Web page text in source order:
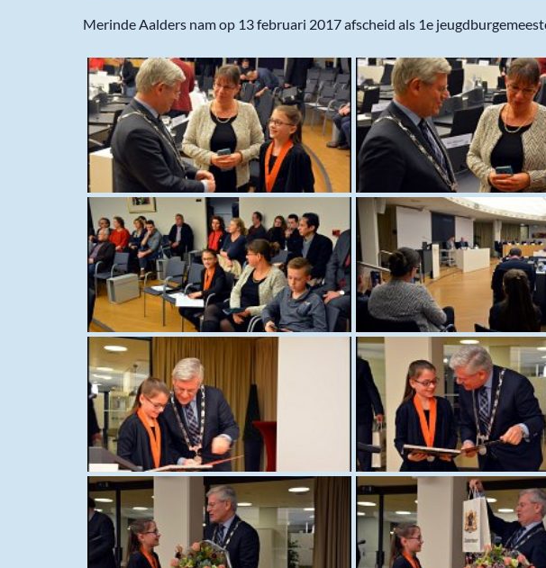
Merinde Aalders nam op 13 februari 2017 afscheid als 1e